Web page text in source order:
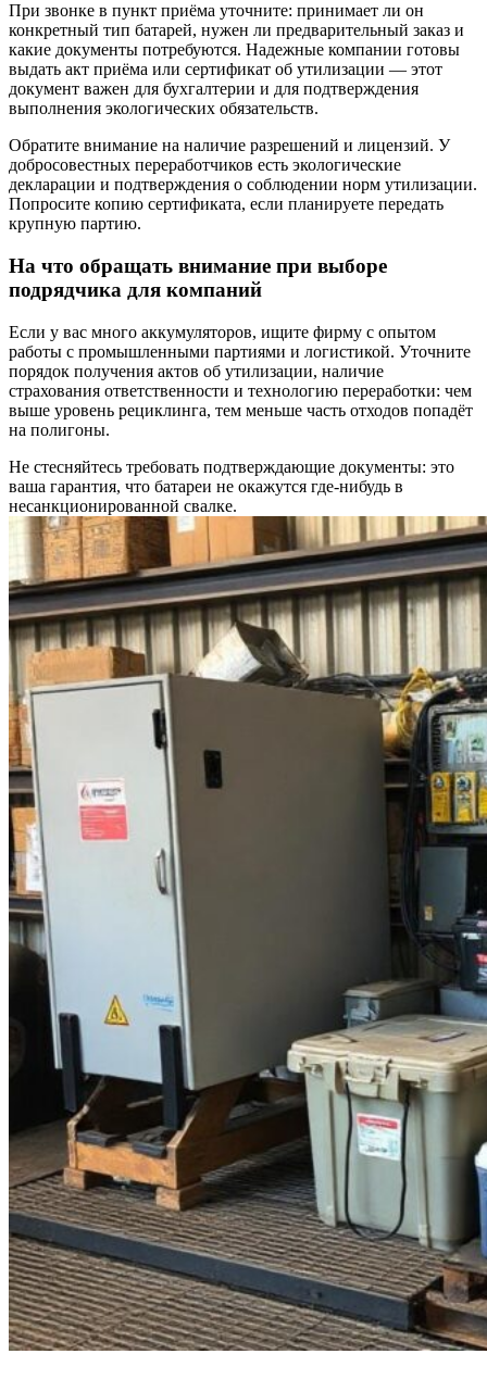
При звонке в пункт приёма уточните: принимает ли он
конкретный тип батарей, нужен ли предварительный заказ и
какие документы потребуются. Надежные компании готовы
выдать акт приёма или сертификат об утилизации — этот
документ важен для бухгалтерии и для подтверждения
выполнения экологических обязательств.
Обратите внимание на наличие разрешений и лицензий. У
добросовестных переработчиков есть экологические
декларации и подтверждения о соблюдении норм утилизации.
Попросите копию сертификата, если планируете передать
крупную партию.
На что обращать внимание при выборе
подрядчика для компаний
Если у вас много аккумуляторов, ищите фирму с опытом
работы с промышленными партиями и логистикой. Уточните
порядок получения актов об утилизации, наличие
страхования ответственности и технологию переработки: чем
выше уровень рециклинга, тем меньше часть отходов попадёт
на полигоны.
Не стесняйтесь требовать подтверждающие документы: это
ваша гарантия, что батареи не окажутся где-нибудь в
несанкционированной свалке.